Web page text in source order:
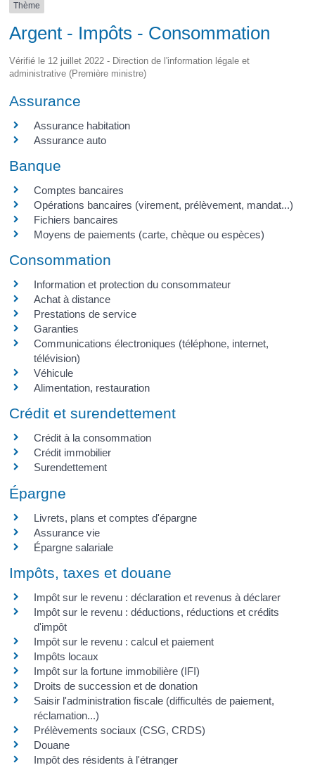
Thème
Argent - Impôts - Consommation
Vérifié le 12 juillet 2022 - Direction de l'information légale et
administrative (Première ministre)
Assurance
Assurance habitation
Assurance auto
Banque
Comptes bancaires
Opérations bancaires (virement, prélèvement, mandat...)
Fichiers bancaires
Moyens de paiements (carte, chèque ou espèces)
Consommation
Information et protection du consommateur
Achat à distance
Prestations de service
Garanties
Communications électroniques (téléphone, internet,
télévision)
Véhicule
Alimentation, restauration
Crédit et surendettement
Crédit à la consommation
Crédit immobilier
Surendettement
Épargne
Livrets, plans et comptes d'épargne
Assurance vie
Épargne salariale
Impôts, taxes et douane
Impôt sur le revenu : déclaration et revenus à déclarer
Impôt sur le revenu : déductions, réductions et crédits
d'impôt
Impôt sur le revenu : calcul et paiement
Impôts locaux
Impôt sur la fortune immobilière (IFI)
Droits de succession et de donation
Saisir l'administration fiscale (difficultés de paiement,
réclamation...)
Prélèvements sociaux (CSG, CRDS)
Douane
Impôt des résidents à l'étranger